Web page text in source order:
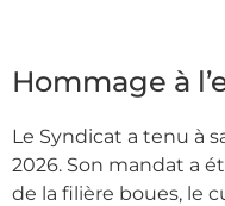
Hommage à
Le Syndicat a tenu à
2026. Son mandat a
de la filière boues, le